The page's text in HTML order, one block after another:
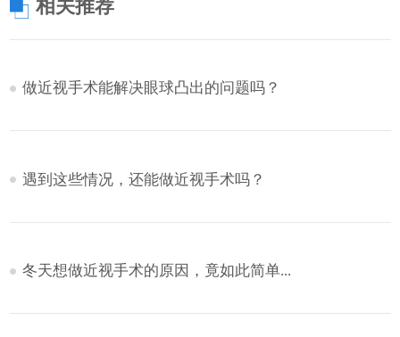
相关推荐
做近视手术能解决眼球凸出的问题吗？
遇到这些情况，还能做近视手术吗？
冬天想做近视手术的原因，竟如此简单...